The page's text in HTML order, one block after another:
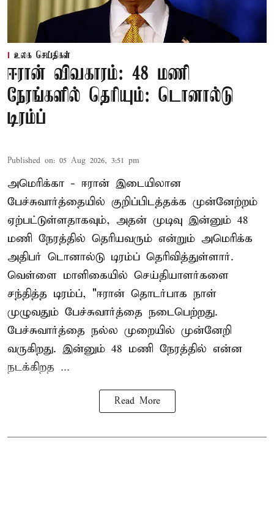
உலக செய்திகள்
ஈரான் விவகாரம்: 48 மணி
நேரங்களில் தெரியும்: டொனால்டு
டிரம்ப்
Published on: 05 Aug 2026, 3:51 pm
அமெரிக்கா - ஈரான் இடையிலான
பேச்சுவார்த்தையில் குறிப்பிடத்தக்க முன்னேற்றம்
ஏற்பட்டுள்ளதாகவும், அதன் முடிவு இன்னும் 48
மணி நேரத்தில் தெரியவரும் என்றும் அமெரிக்க
அதிபர் டொனால்டு டிரம்ப் தெரிவித்துள்ளார்.
வெள்ளை மாளிகையில் செய்தியாளர்களை
சந்தித்த டிரம்ப், "ஈரான் தொடர்பாக நாள்
முழுவதும் பேச்சுவார்த்தை நடைபெற்றது.
பேச்சுவார்த்தை நல்ல முறையில் முன்னேறி
வருகிறது. இன்னும் 48 மணி நேரத்தில் என்ன
நடக்கிறத ...
Read More